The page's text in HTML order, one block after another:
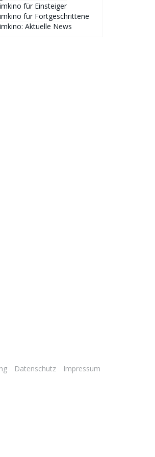
für Einsteiger
für Fortgeschrittene
Aktuelle News
Datenschutz Impressum